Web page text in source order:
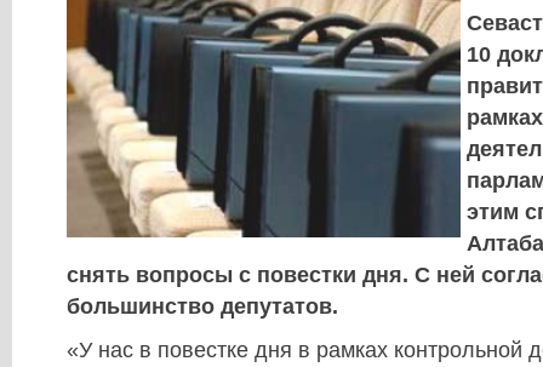
10
этим
снять вопросы с повестки дня. С ней
большинство депутатов.
«У нас в повестке дня в рамках контрольной